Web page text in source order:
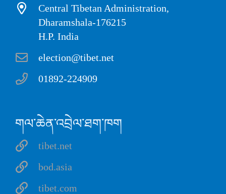
Central Tibetan Administration,
Dharamshala-176215
H.P. India
election@tibet.net
01892-224909
གལ་ཆེན་འབྲེལ་ཐག་ཁག
tibet.net
bod.asia
tibet.com